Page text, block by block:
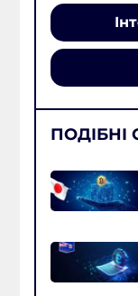
ПОДІБНІ